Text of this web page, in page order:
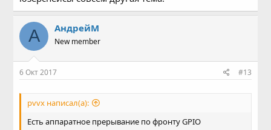
А АндрейМ
New member
6 Окт 2017 #13
pvvx написал(а):
Есть аппаратное прерывание по фронту GPIO